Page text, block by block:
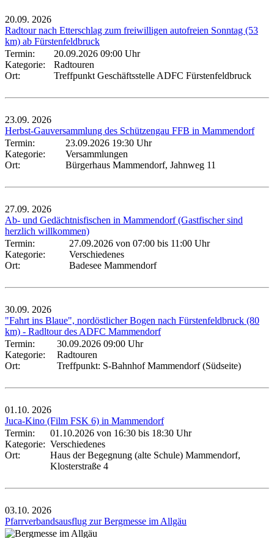
20.09. 2026
Radtour nach Etterschlag zum freiwilligen autofreien Sonntag (53
km) ab Fürstenfeldbruck
Termin:
20.09.2026 09:00 Uhr
Kategorie:
Radtouren
Ort:
Treffpunkt Geschäftsstelle ADFC Fürstenfeldbruck
23.09. 2026
Herbst-Gauversammlung des Schützengau FFB in Mammendorf
Termin:
23.09.2026 19:30 Uhr
Kategorie:
Versammlungen
Ort:
Bürgerhaus Mammendorf, Jahnweg 11
27.09. 2026
Ab- und Gedächtnisfischen in Mammendorf (Gastfischer sind
herzlich willkommen)
Termin:
27.09.2026 von 07:00 bis 11:00 Uhr
Kategorie:
Verschiedenes
Ort:
Badesee Mammendorf
30.09. 2026
"Fahrt ins Blaue", nordöstlicher Bogen nach Fürstenfeldbruck (80
km) - Radltour des ADFC Mammendorf
Termin:
30.09.2026 09:00 Uhr
Kategorie:
Radtouren
Ort:
Treffpunkt: S-Bahnhof Mammendorf (Südseite)
01.10. 2026
Juca-Kino (Film FSK 6) in Mammendorf
Termin:
01.10.2026 von 16:30 bis 18:30 Uhr
Kategorie: Verschiedenes
Ort:
Haus der Begegnung (alte Schule) Mammendorf,
Klosterstraße 4
03.10. 2026
Pfarrverbandsausflug zur Bergmesse im Allgäu